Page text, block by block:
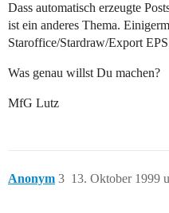
Dass automatisch erzeugte
ist ein anderes Thema.
Staroffice/Stardraw/Export
Was genau willst Du machen?
MfG Lutz
Anonym 13. Oktober 1999
3